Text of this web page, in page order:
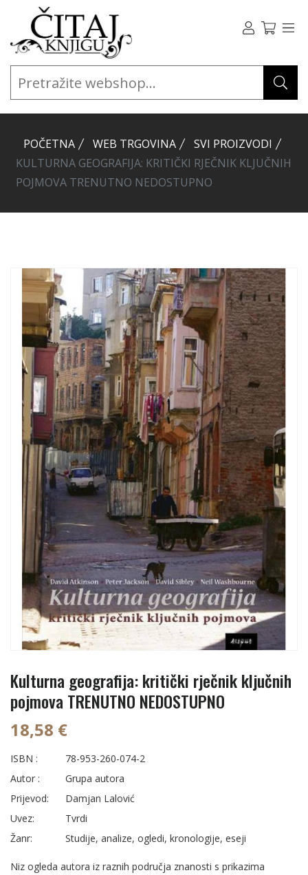
POČETNA WEB TRGOVINA
SVI PROIZVODI
KULTURNA GEOGRAFIJA: KRITIČKI RJEČNIK KLJUČNIH
POJMOVA TRENUTNO NEDOSTUPNO
Kulturna geografija: kritički rječnik ključnih
pojmova TRENUTNO NEDOSTUPNO
18,58 €
ISBN :
78-953-260-074-2
Autor :
Grupa autora
Prijevod:
Damjan Lalović
Uvez:
Tvrdi
Žanr:
Studije, analize, ogledi, kronologije, eseji
Niz ogleda autora iz raznih područja znanosti s prikazima